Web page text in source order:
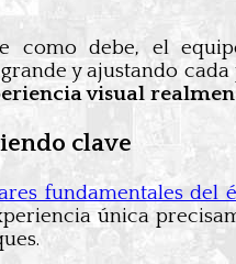
como debe, el
y ajustando
visual
clave
fundamentales del
única